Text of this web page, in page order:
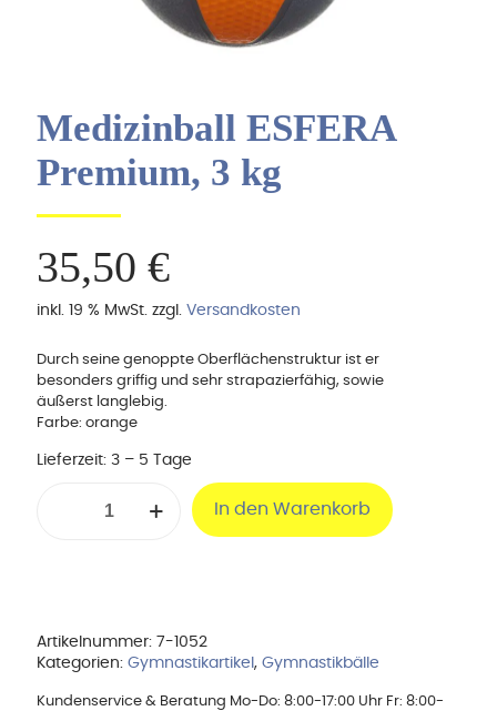
Medizinball ESFERA
Premium, 3 kg
35,50 €
inkl. 19 % MwSt. zzgl. Versandkosten
Durch seine genoppte Oberflächenstruktur ist er
besonders griffig und sehr strapazierfähig, sowie
äußerst langlebig.
Farbe: orange
Lieferzeit: 3 – 5 Tage
In den Warenkorb
Artikelnummer: 7-1052
Kategorien: Gymnastikartikel , Gymnastikbälle
Kundenservice & Beratung Mo-Do: 8:00-17:00 Uhr Fr: 8:00-